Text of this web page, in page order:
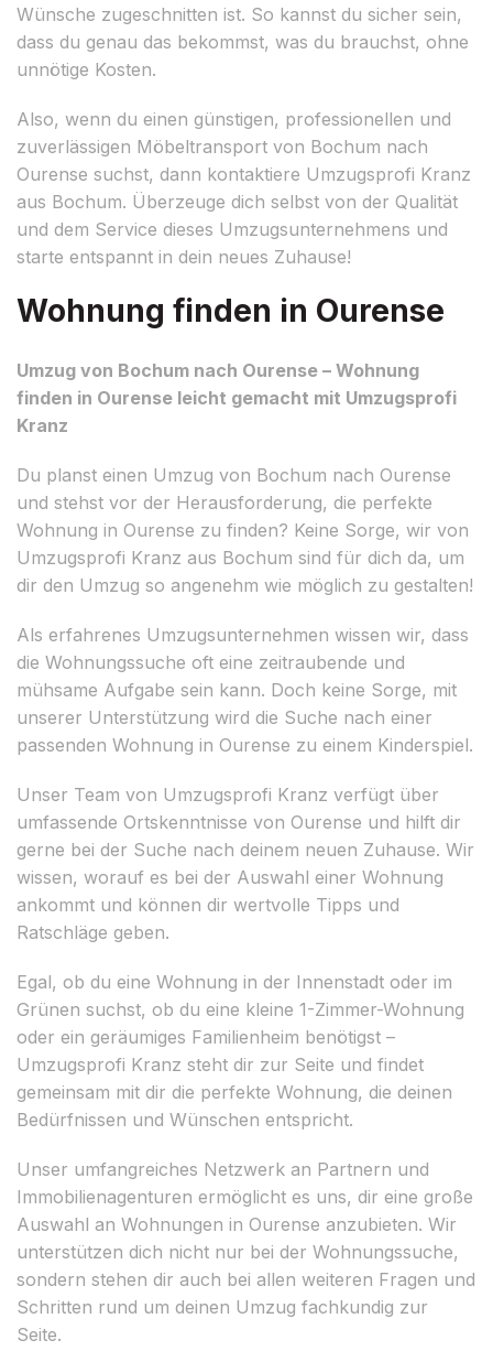
Wünsche zugeschnitten ist. So kannst du sicher sein,
dass du genau das bekommst, was du brauchst, ohne
unnötige Kosten.
Also, wenn du einen günstigen, professionellen und
zuverlässigen Möbeltransport von Bochum nach
Ourense suchst, dann kontaktiere Umzugsprofi Kranz
aus Bochum. Überzeuge dich selbst von der Qualität
und dem Service dieses Umzugsunternehmens und
starte entspannt in dein neues Zuhause!
Wohnung finden in Ourense
Umzug von Bochum nach Ourense – Wohnung
finden in Ourense leicht gemacht mit Umzugsprofi
Kranz
Du planst einen Umzug von Bochum nach Ourense
und stehst vor der Herausforderung, die perfekte
Wohnung in Ourense zu finden? Keine Sorge, wir von
Umzugsprofi Kranz aus Bochum sind für dich da, um
dir den Umzug so angenehm wie möglich zu gestalten!
Als erfahrenes Umzugsunternehmen wissen wir, dass
die Wohnungssuche oft eine zeitraubende und
mühsame Aufgabe sein kann. Doch keine Sorge, mit
unserer Unterstützung wird die Suche nach einer
passenden Wohnung in Ourense zu einem Kinderspiel.
Unser Team von Umzugsprofi Kranz verfügt über
umfassende Ortskenntnisse von Ourense und hilft dir
gerne bei der Suche nach deinem neuen Zuhause. Wir
wissen, worauf es bei der Auswahl einer Wohnung
ankommt und können dir wertvolle Tipps und
Ratschläge geben.
Egal, ob du eine Wohnung in der Innenstadt oder im
Grünen suchst, ob du eine kleine 1-Zimmer-Wohnung
oder ein geräumiges Familienheim benötigst –
Umzugsprofi Kranz steht dir zur Seite und findet
gemeinsam mit dir die perfekte Wohnung, die deinen
Bedürfnissen und Wünschen entspricht.
Unser umfangreiches Netzwerk an Partnern und
Immobilienagenturen ermöglicht es uns, dir eine große
Auswahl an Wohnungen in Ourense anzubieten. Wir
unterstützen dich nicht nur bei der Wohnungssuche,
sondern stehen dir auch bei allen weiteren Fragen und
Schritten rund um deinen Umzug fachkundig zur
Seite.